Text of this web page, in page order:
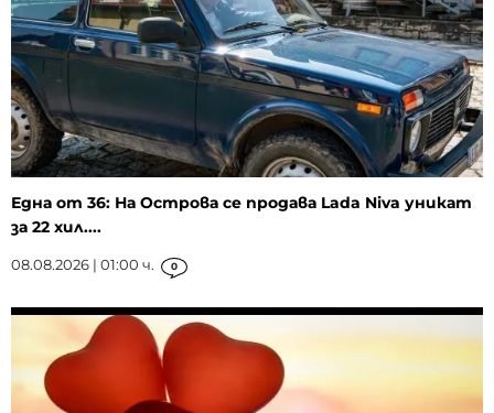
Една от 36: На Острова се продава Lada Niva уникат
за 22 хил....
08.08.2026 | 01:00 ч. 0